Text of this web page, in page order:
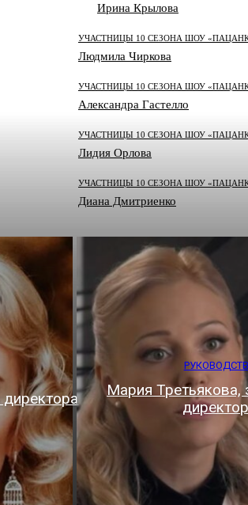
Ирина Крылова
УЧАСТНИЦЫ 10 СЕЗОНА ШОУ
Людмила Чиркова
УЧАСТНИЦЫ 10 СЕЗОНА ШОУ
Александра Гастелло
УЧАСТНИЦЫ 10 СЕЗОНА ШОУ
Лидия Орлова
УЧАСТНИЦЫ 10 СЕЗОНА ШОУ
Диана Дмитриенко
Мария Третьякова,